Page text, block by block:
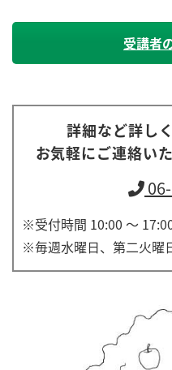
受講者
詳細など詳し
お気軽にご連絡い
受付時間 10:00 ～
毎週水曜日、第二火曜